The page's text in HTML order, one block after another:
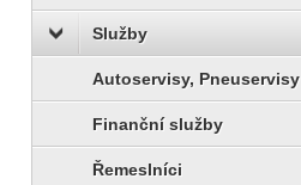
Služby
Autoservisy, Pneuservisy
Finanční služby
Řemeslníci